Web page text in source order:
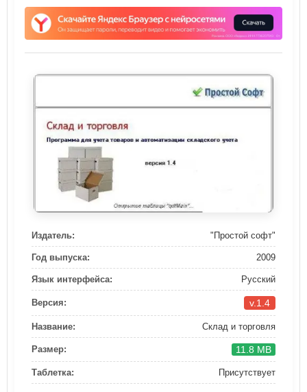
Издатель: "Простой софт"
Год выпуска: 2009
Язык интерфейса: Русский
Версия: v.1.4
Название: Склад и торговля
Размер: 11.8 MB
Таблетка: Присутствует